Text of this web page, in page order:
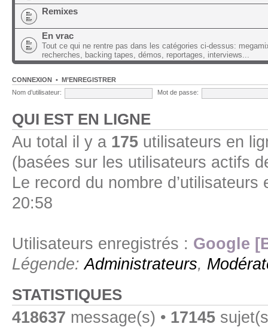
Remixes
En vrac
Tout ce qui ne rentre pas dans les catégories ci-dessus:
recherches, backing tapes, démos, reportages, interviews...
CONNEXION • M’ENREGISTRER
Nom d’utilisateur:
Mot de passe:
QUI EST EN LIGNE
Au total il y a 175 utilisateurs en
(basées sur les utilisateurs actifs
Le record du nombre
20:58
Utilisateurs enregistrés : Google
Légende:Administrateurs,
STATISTIQUES
418637 message(s) • 17145